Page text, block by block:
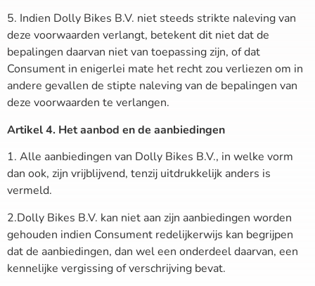
5. Indien Dolly Bikes B.V. niet steeds strikte naleving van
deze voorwaarden verlangt, betekent dit niet dat de
bepalingen daarvan niet van toepassing zijn, of dat
Consument in enigerlei mate het recht zou verliezen om in
andere gevallen de stipte naleving van de bepalingen van
deze voorwaarden te verlangen.
Artikel 4. Het aanbod en de aanbiedingen
1. Alle aanbiedingen van Dolly Bikes B.V., in welke vorm
dan ook, zijn vrijblijvend, tenzij uitdrukkelijk anders is
vermeld.
2.Dolly Bikes B.V. kan niet aan zijn aanbiedingen worden
gehouden indien Consument redelijkerwijs kan begrijpen
dat de aanbiedingen, dan wel een onderdeel daarvan, een
kennelijke vergissing of verschrijving bevat.